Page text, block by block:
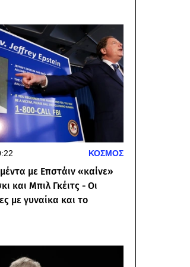
ΚΟΣΜΟΣ
με Επστάιν «καίνε»
και Μπιλ Γκέιτς - Οι
με γυναίκα και το